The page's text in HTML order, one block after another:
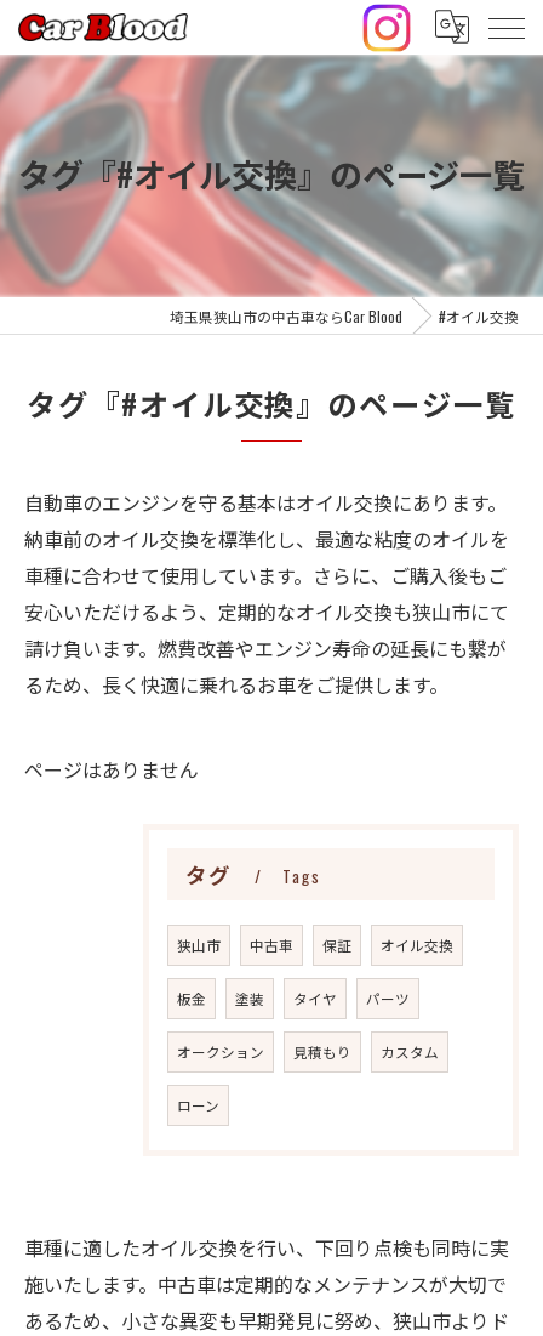
タグ『#オイル交換』のページ一覧
埼玉県狭山市の中古車ならCar Blood #オイル交換
タグ『#オイル交換』のページ一覧
自動車のエンジンを守る基本はオイル交換にあります。
納車前のオイル交換を標準化し、最適な粘度のオイルを
車種に合わせて使用しています。さらに、ご購入後もご
安心いただけるよう、定期的なオイル交換も狭山市にて
請け負います。燃費改善やエンジン寿命の延長にも繋が
るため、長く快適に乗れるお車をご提供します。
ページはありません
タグ Tags
狭山市 中古車 保証 オイル交換
板金 塗装 タイヤ パーツ
オークション 見積もり カスタム
ローン
車種に適したオイル交換を行い、下回り点検も同時に実
施いたします。中古車は定期的なメンテナンスが大切で
あるため、小さな異変も早期発見に努め、狭山市よりド
お問い合わせはこちら